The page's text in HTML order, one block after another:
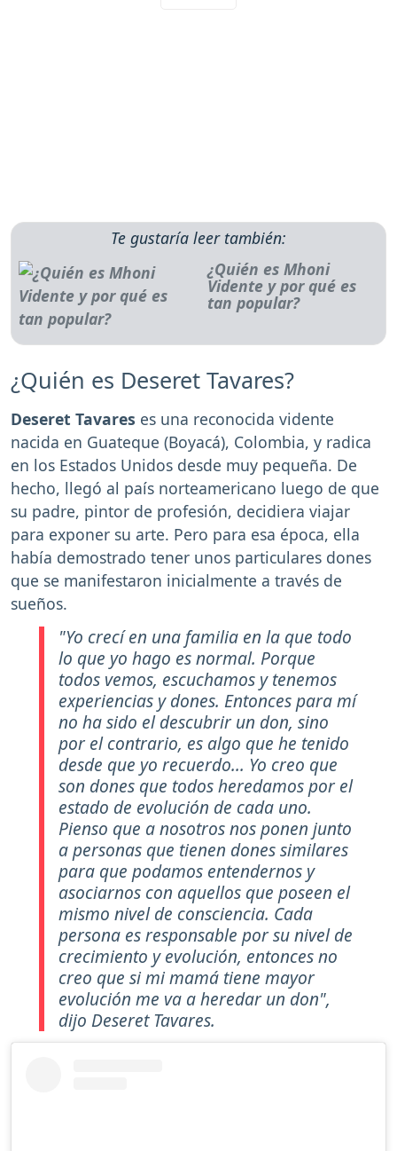
Te gustaría leer también:
¿Quién es Mhoni
Vidente y por qué es
tan popular?
¿Quién es Deseret Tavares?
Deseret Tavares es una reconocida vidente
nacida en Guateque (Boyacá), Colombia, y radica
en los Estados Unidos desde muy pequeña. De
hecho, llegó al país norteamericano luego de que
su padre, pintor de profesión, decidiera viajar
para exponer su arte. Pero para esa época, ella
había demostrado tener unos particulares dones
que se manifestaron inicialmente a través de
sueños.
"Yo crecí en una familia en la que todo
lo que yo hago es normal. Porque
todos vemos, escuchamos y tenemos
experiencias y dones. Entonces para mí
no ha sido el descubrir un don, sino
por el contrario, es algo que he tenido
desde que yo recuerdo... Yo creo que
son dones que todos heredamos por el
estado de evolución de cada uno.
Pienso que a nosotros nos ponen junto
a personas que tienen dones similares
para que podamos entendernos y
asociarnos con aquellos que poseen el
mismo nivel de consciencia. Cada
persona es responsable por su nivel de
crecimiento y evolución, entonces no
creo que si mi mamá tiene mayor
evolución me va a heredar un don",
dijo Deseret Tavares.